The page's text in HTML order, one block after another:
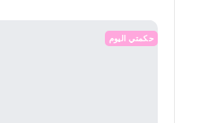
حكمتي اليوم